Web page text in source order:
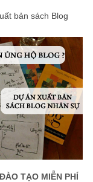
bản sách Blog
TẠO MIỄN PHÍ